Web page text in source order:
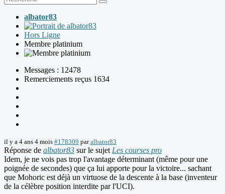
albator83
Hors Ligne
Membre platinium
Messages : 12478
Remerciements reçus 1634
il y a 4 ans 4 mois #178309 paralbator83
Réponse de albator83 sur le sujet Les courses pro
Idem, je ne vois pas trop l'avantage déterminant (même pour une
poignée de secondes) que ça lui apporte pour la victoire... sachant
que Mohoric est déjà un virtuose de la descente à la base (inventeur
de la célèbre position interdite par l'UCI).